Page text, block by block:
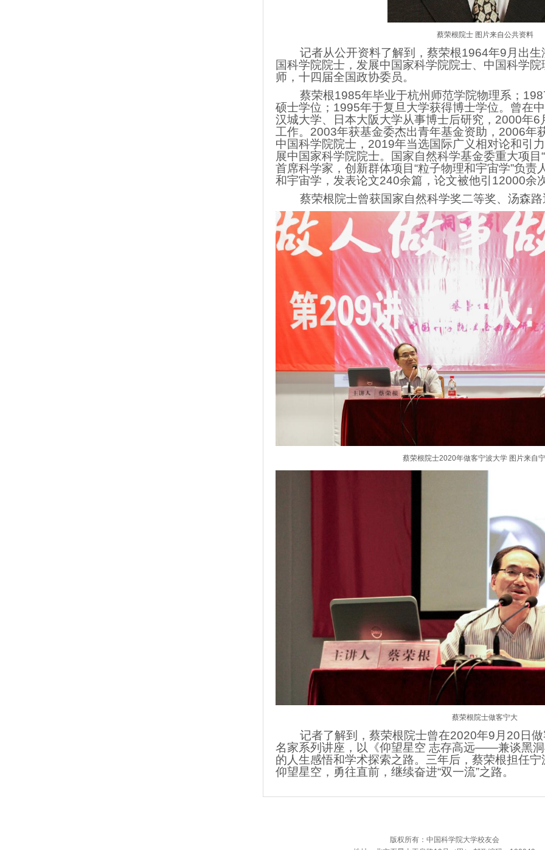
蔡荣根院士 图片来自公共资料
记者从公开资料了解到，蔡荣根1964年9月出生
国科学院院士，发展中国家科学院院士、中国科学
师，十四届全国政协委员。
蔡荣根1985年毕业于杭州师范学院物理系；
硕士学位；1995年于复旦大学获得博士学位。曾在
汉城大学、日本大阪大学从事博士后研究，2000年
工作。2003年获基金委杰出青年基金资助，2006年
中国科学院院士，2019年当选国际广义相对论和引
展中国家科学院院士。国家自然科学基金委重大项目
首席科学家，创新群体项目“粒子物理和宇宙学”负责
和宇宙学，发表论文240余篇，论文被他引12000余
蔡荣根院士曾获国家自然科学奖二等奖、汤森路
蔡荣根院士2020年做客宁波大学 图片来自
蔡荣根院士做客宁大
记者了解到，蔡荣根院士曾在2020年9月20日做
名家系列讲座，以《仰望星空 志存高远——兼谈黑
的人生感悟和学术探索之路。三年后，蔡荣根担任
仰望星空，勇往直前，继续奋进“双一流”之路。
版权所有：中国科学院大学校友会